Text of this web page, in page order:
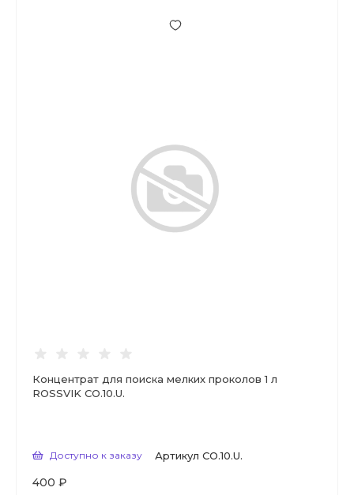
Концентрат для поиска мелких проколов 1 л
ROSSVIK CO.10.U.
Доступно к заказу Артикул CO.10.U.
400 ₽